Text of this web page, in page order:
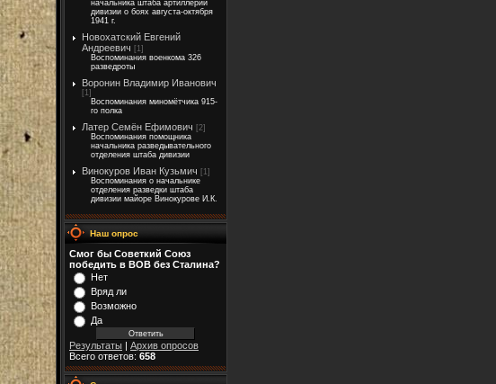
начальника штаба артиллерии
дивизии о боях августа-октября
1941 г.
Новохатский Евгений
Андреевич [1]
Воспоминания военкома 326
разведроты
Воронин Владимир Иванович
[1]
Воспоминания миномётчика 915-
го полка
Латер Семён Ефимович [2]
Воспоминания помощника
начальника разведывательного
отделения штаба дивизии
Винокуров Иван Кузьмич [1]
Воспоминания о начальнике
отделения разведки штаба
дивизии майоре Винокурове И.К.
Наш опрос
Смог бы Советкий Союз
победить в ВОВ без Сталина?
Нет
Вряд ли
Возможно
Да
Результаты | Архив опросов
Всего ответов: 658